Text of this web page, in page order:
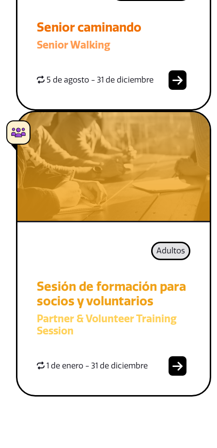
Senior caminando
Senior Walking
5 de agosto - 31 de diciembre
Adultos
Sesión de formación para
socios y voluntarios
Partner & Volunteer Training
Session
1 de enero - 31 de diciembre